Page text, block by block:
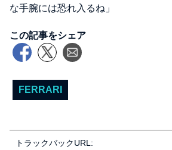
な手腕には恐れ入るね」
この記事をシェア
FERRARI
トラックバックURL: